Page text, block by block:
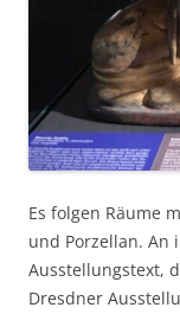
Es folgen Räume
und Porzellan. An
Ausstellungstext,
Dresdner